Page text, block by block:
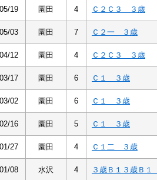
19 園田 4 Ｃ２Ｃ３ ３歳
03 園田 7 Ｃ２一 ３歳
12 園田 4 Ｃ２Ｃ３ ３歳
17 園田 6 Ｃ１ ３歳
02 園田 6 Ｃ１ ３歳
16 園田 5 Ｃ１ ３歳
27 園田 4 Ｃ１二 ３歳
08 水沢 4 ３歳Ｂ１３歳Ｂ１